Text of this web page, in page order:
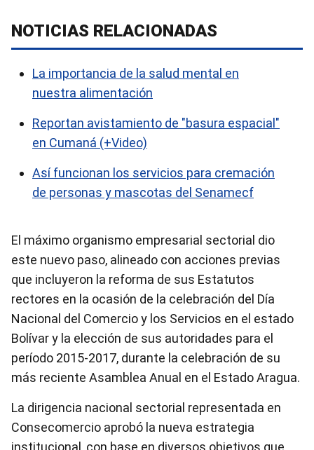
NOTICIAS RELACIONADAS
La importancia de la salud mental en
nuestra alimentación
Reportan avistamiento de "basura espacial"
en Cumaná (+Video)
Así funcionan los servicios para cremación
de personas y mascotas del Senamecf
El máximo organismo empresarial sectorial dio
este nuevo paso, alineado con acciones previas
que incluyeron la reforma de sus Estatutos
rectores en la ocasión de la celebración del Día
Nacional del Comercio y los Servicios en el estado
Bolívar y la elección de sus autoridades para el
período 2015-2017, durante la celebración de su
más reciente Asamblea Anual en el Estado Aragua.
La dirigencia nacional sectorial representada en
Consecomercio aprobó la nueva estrategia
institucional, con base en diversos objetivos que